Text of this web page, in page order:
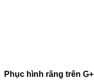
Phục hình răng trên G+